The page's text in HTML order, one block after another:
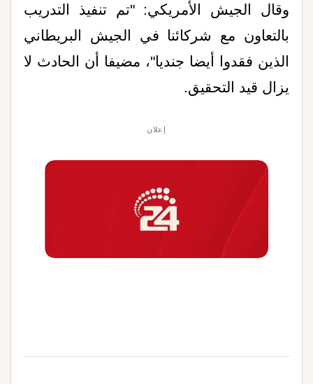
وقال الجيش الأمريكي: "تم تنفيذ التدريب
بالتعاون مع شركائنا في الجيش البريطاني
الذين فقدوا أيضا جنديا"، مضيفا أن الحادث لا
يزال قيد التحقيق.
إعلان